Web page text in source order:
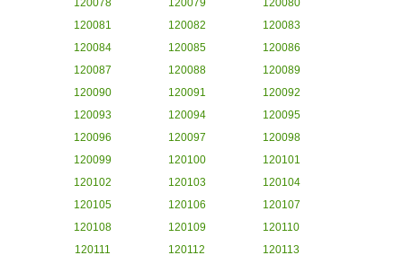
120078
120079
120080
120081
120082
120083
120084
120085
120086
120087
120088
120089
120090
120091
120092
120093
120094
120095
120096
120097
120098
120099
120100
120101
120102
120103
120104
120105
120106
120107
120108
120109
120110
120111
120112
120113